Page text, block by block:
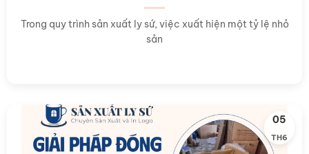
Trong quy trình sản xuất ly sứ, việc xuất hiện một tỷ lệ nhỏ
sản
05
TH6